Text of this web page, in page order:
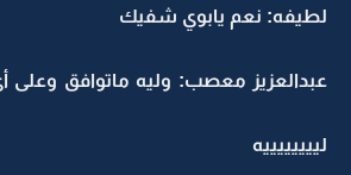
لطيفه: نعم يابوي شفيك
عبدالعزيز معصب: وليه ماتوافق
لييييييييه